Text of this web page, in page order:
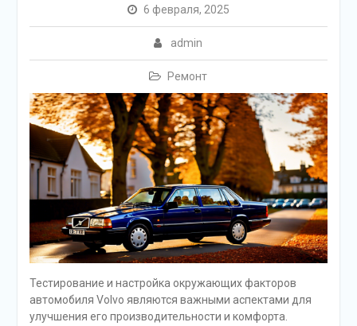
6 февраля, 2025
admin
Ремонт
Тестирование и настройка окружающих факторов
автомобиля Volvo являются важными аспектами для
улучшения его производительности и комфорта.